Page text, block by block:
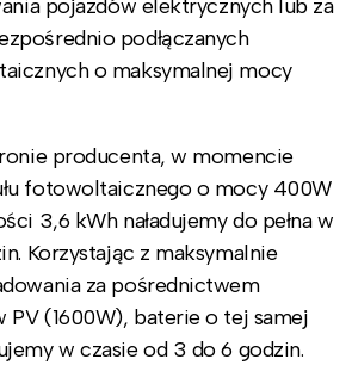
pojazdów elektrycznych lub za
podłączanych
o maksymalnej mocy
producenta, w momencie
fotowoltaicznego o mocy 400W
3,6 kWh naładujemy do pełna w
Korzystając z maksymalnie
za pośrednictwem
PV (1600W), baterie o tej samej
w czasie od 3 do 6 godzin.